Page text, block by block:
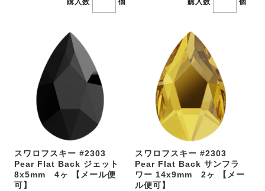
スワロフスキー #2303
Pear Flat Back ジェット
8x5mm 4ヶ 【メール便
可】
スワロフスキー #2303
Pear Flat Back サンフラ
ワー 14x9mm 2ヶ 【メー
ル便可】